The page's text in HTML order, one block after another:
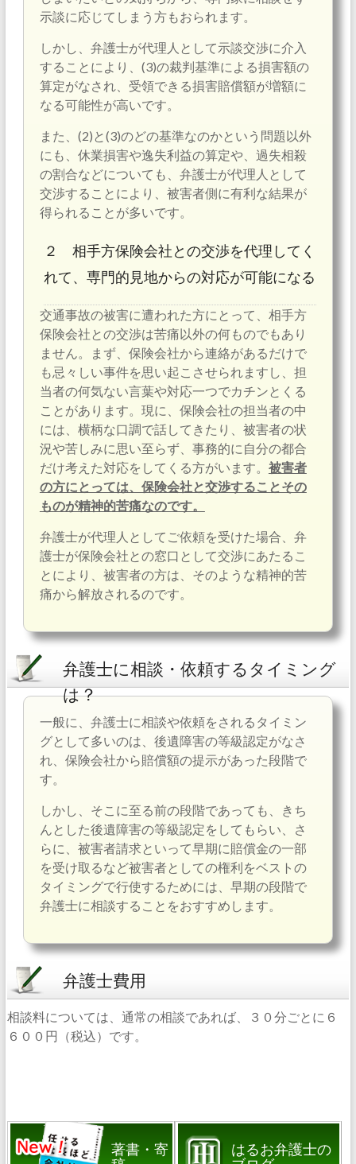
示談に応じてしまう方もおられます。
しかし、弁護士が代理人として示談交渉に介入
することにより、(3)の裁判基準による損害額の
算定がなされ、受領できる損害賠償額が増額に
なる可能性が高いです。
また、(2)と(3)のどの基準なのかという問題以外
にも、休業損害や逸失利益の算定や、過失相殺
の割合などについても、弁護士が代理人として
交渉することにより、被害者側に有利な結果が
得られることが多いです。
２ 相手方保険会社との交渉を代理してく
れて、専門的見地からの対応が可能になる
交通事故の被害に遭われた方にとって、相手方
保険会社との交渉は苦痛以外の何ものでもあり
ません。まず、保険会社から連絡があるだけで
も忌々しい事件を思い起こさせられますし、担
当者の何気ない言葉や対応一つでカチンとくる
ことがあります。現に、保険会社の担当者の中
には、横柄な口調で話してきたり、被害者の状
況や苦しみに思い至らず、事務的に自分の都合
だけ考えた対応をしてくる方がいます。 被害者
の方にとっては、保険会社と交渉することその
ものが精神的苦痛なのです。
弁護士が代理人としてご依頼を受けた場合、弁
護士が保険会社との窓口として交渉にあたるこ
とにより、被害者の方は、そのような精神的苦
痛から解放されるのです。
弁護士に相談・依頼するタイミング
は？
一般に、弁護士に相談や依頼をされるタイミン
グとして多いのは、後遺障害の等級認定がなさ
れ、保険会社から賠償額の提示があった段階で
す。
しかし、そこに至る前の段階であっても、きち
んとした後遺障害の等級認定をしてもらい、さ
らに、被害者請求といって早期に賠償金の一部
を受け取るなど被害者としての権利をベストの
タイミングで行使するためには、早期の段階で
弁護士に相談することをおすすめします。
弁護士費用
相談料については、通常の相談であれば、３０分ごとに６
６００円（税込）です。
著書・寄
はるお弁護士の